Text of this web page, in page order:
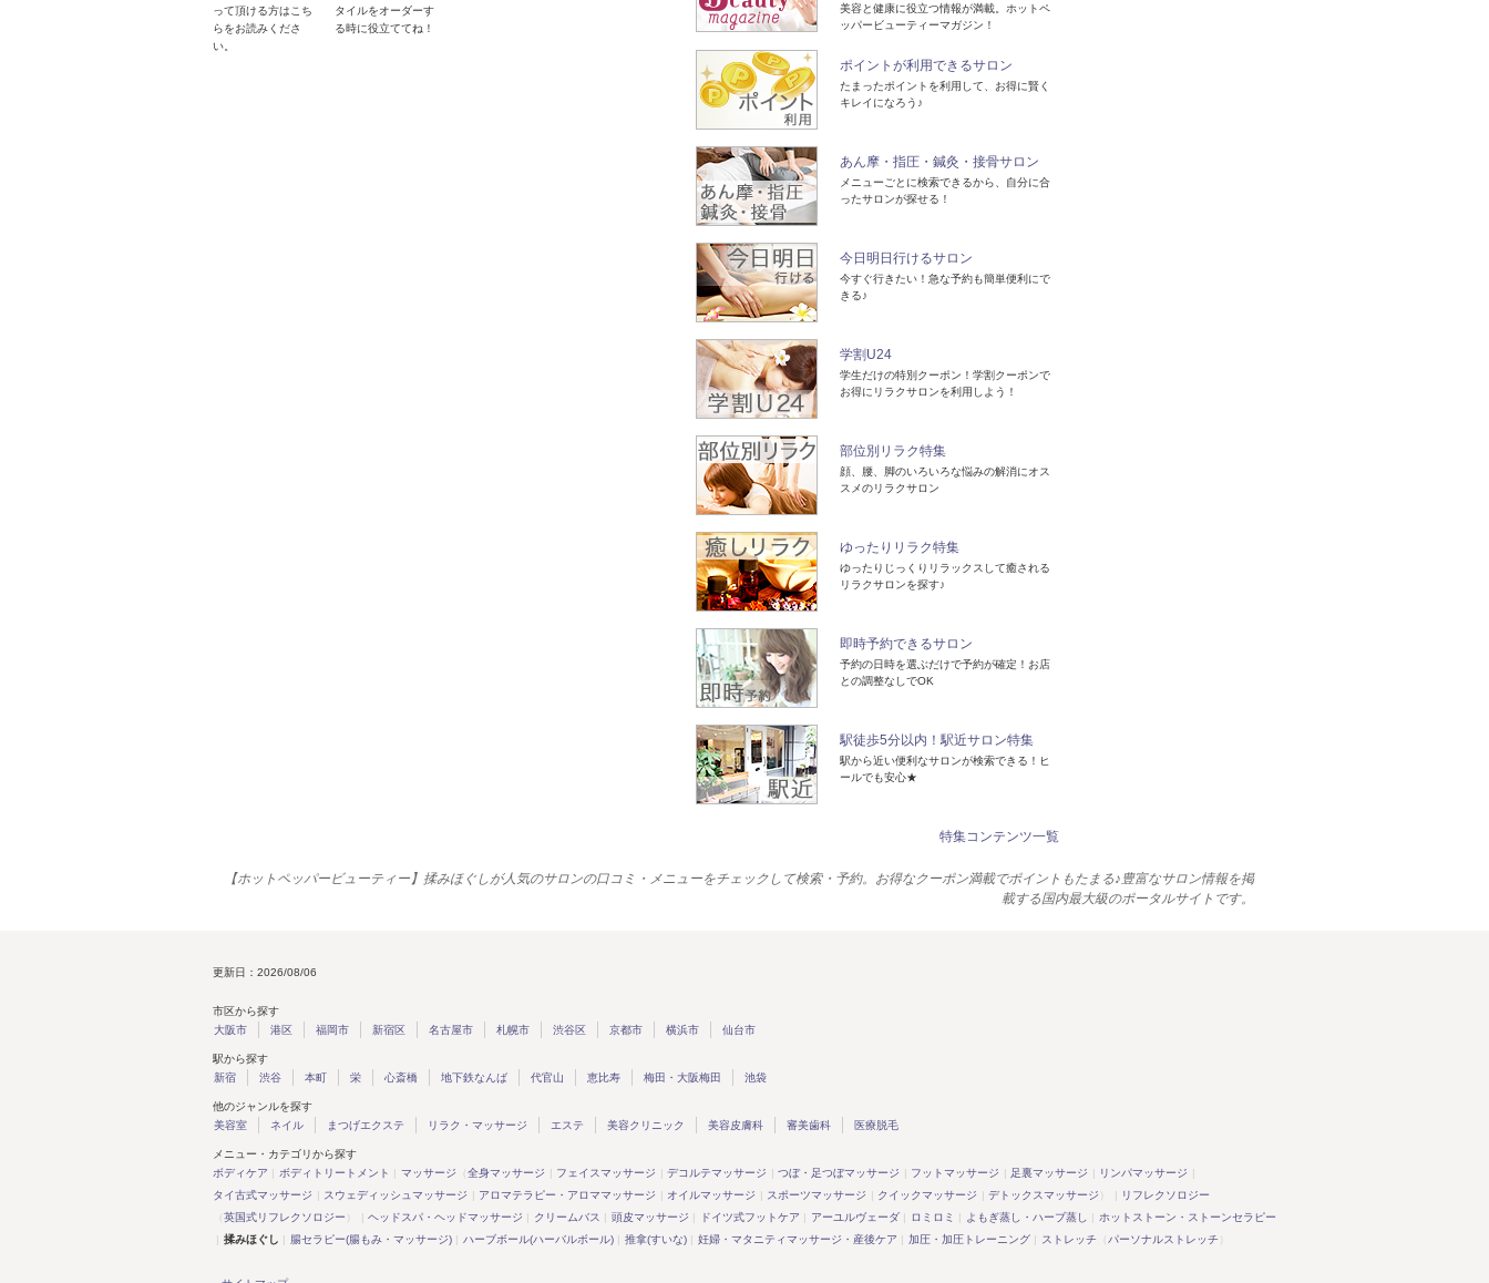
って頂ける方はこち
らをお読みくださ
い。
タイルをオーダーす
る時に役立ててね！
美容と健康に役立つ情報が満載。ホットペ
ッパービューティーマガジン！
ポイントが利用できるサロン
たまったポイントを利用して、お得に賢く
キレイになろう♪
あん摩・指圧・鍼灸・接骨サロン
メニューごとに検索できるから、自分に合
ったサロンが探せる！
今日明日行けるサロン
今すぐ行きたい！急な予約も簡単便利にで
きる♪
学割U24
学生だけの特別クーポン！学割クーポンで
お得にリラクサロンを利用しよう！
部位別リラク特集
顔、腰、脚のいろいろな悩みの解消にオス
スメのリラクサロン
ゆったりリラク特集
ゆったりじっくりリラックスして癒される
リラクサロンを探す♪
即時予約できるサロン
予約の日時を選ぶだけで予約が確定！お店
との調整なしでOK
駅徒歩5分以内！駅近サロン特集
駅から近い便利なサロンが検索できる！ヒ
ールでも安心★
特集コンテンツ一覧
【ホットペッパービューティー】揉みほぐしが人気のサロンの口コミ・メニューをチェックして検索・予約。お得なクーポン満載でポイントもたまる♪豊富なサロン情報を掲
載する国内最大級のポータルサイトです。
更新日：2026/08/06
市区から探す
大阪市
港区 福岡市 新宿区 名古屋市 札幌市 渋谷区 京都市 横浜市 仙台市
駅から探す
新宿
渋谷 本町 栄 心斎橋 地下鉄なんば 代官山 恵比寿 梅田・大阪梅田 池袋
他のジャンルを探す
美容室
ネイル まつげエクステ リラク・マッサージ エステ 美容クリニック 美容皮膚科 審美歯科 医療脱毛
メニュー・カテゴリから探す
ボディケア
ボディトリートメント マッサージ （全身マッサージ フェイスマッサージ デコルテマッサージ つぼ・足つぼマッサージ フットマッサージ 足裏マッサージ
リンパマッサージ
タイ古式マッサージ
スウェディッシュマッサージ アロマテラピー・アロママッサージ オイルマッサージ スポーツマッサージ クイックマッサージ デトックスマッサージ ）
リフレクソロジー
（英国式リフレクソロジー ） ヘッドスパ・ヘッドマッサージ クリームバス 頭皮マッサージ ドイツ式フットケア アーユルヴェーダ ロミロミ よもぎ蒸し・ハーブ蒸し
ホットストーン・ストーンセラピー
揉みほぐし
腸セラピー(腸もみ・マッサージ) ハーブボール(ハーバルボール) 推拿(すいな) 妊婦・マタニティマッサージ・産後ケア 加圧・加圧トレーニング ストレッチ （ パーソナルストレッチ ）